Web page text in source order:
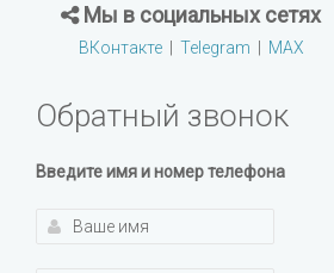
Мы в социальных сетях
ВКонтакте| Telegram | MAX
Обратный звонок
Введите имя и номер телефона